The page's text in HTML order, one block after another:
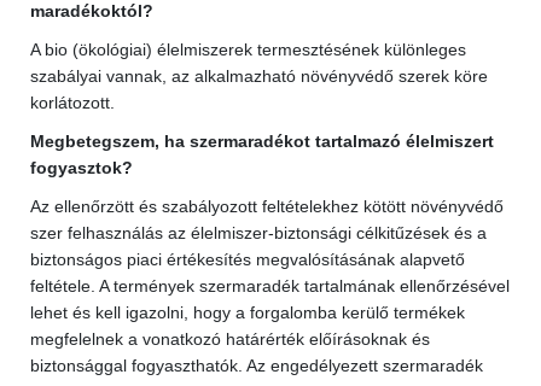
maradékoktól?
A bio (ökológiai) élelmiszerek termesztésének különleges
szabályai vannak, az alkalmazható növényvédő szerek köre
korlátozott.
Megbetegszem, ha szermaradékot tartalmazó élelmiszert
fogyasztok?
Az ellenőrzött és szabályozott feltételekhez kötött növényvédő
szer felhasználás az élelmiszer-biztonsági célkitűzések és a
biztonságos piaci értékesítés megvalósításának alapvető
feltétele. A termények szermaradék tartalmának ellenőrzésével
lehet és kell igazolni, hogy a forgalomba kerülő termékek
megfelelnek a vonatkozó határérték előírásoknak és
biztonsággal fogyaszthatók. Az engedélyezett szermaradék